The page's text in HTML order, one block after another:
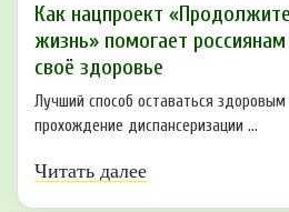
Как нацпроект
жизнь» помогает
своё здоровье
Лучший способ оставаться
прохождение диспансеризации ...
Читать далее